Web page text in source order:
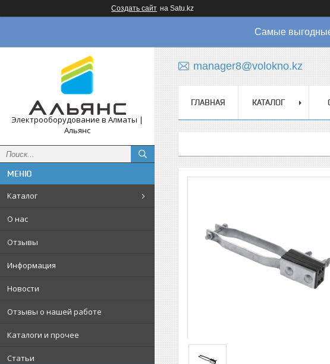
Создать сайт на Satu.kz
Самые
Электрооборудование в Алматы |
Альянс
Каталог
О нас
Отзывы
Информация
Новости
Отзывы о нашей работе
Каталоги и прочее
Статьи
manager8@volokno.kz
ГЛАВНАЯ КАТАЛОГ